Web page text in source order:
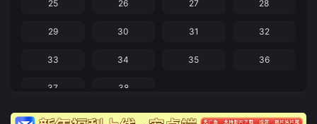
25 26 27 28
29 30 31 32
33 34 35 36
37 38